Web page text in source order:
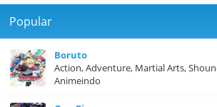
Popular
Boruto
Action, Adventure, Martial Arts,
Animeindo